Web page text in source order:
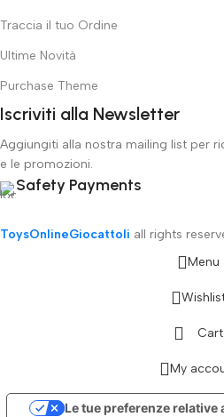
Traccia il tuo Ordine
Ultime Novità
Purchase Theme
Iscriviti alla Newsletter
Aggiungiti alla nostra mailing list per
e le promozioni.
Safety Payments
ToysOnlineGiocattoli all rights
Menu
Cart
My
Le tue preferenze relative